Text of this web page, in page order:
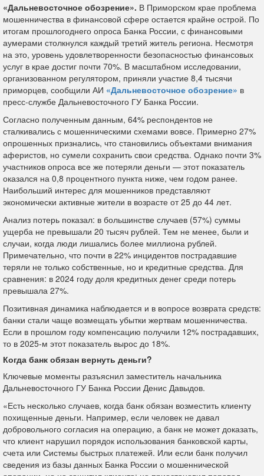
«Дальневосточное обозрение». В Приморском крае проблема
мошенничества в финансовой сфере остается крайне острой. По
итогам прошлогоднего опроса Банка России, с финансовыми
аумерами столкнулся каждый третий житель региона. Несмотря
на это, уровень удовлетворенности безопасностью финансовых
услуг в крае достиг почти 70%. В масштабном исследовании,
организованном регулятором, приняли участие 8,4 тысячи
приморцев, сообщили АИ «Дальневосточное обозрение» в
пресс-службе Дальневосточного ГУ Банка России.
Согласно полученным данным, 64% респондентов не
сталкивались с мошенническими схемами вовсе. Примерно 27%
опрошенных признались, что становились объектами внимания
аферистов, но сумели сохранить свои средства. Однако почти 3%
участников опроса все же потеряли деньги — этот показатель
оказался на 0,8 процентного пункта ниже, чем годом ранее.
Наибольший интерес для мошенников представляют
экономически активные жители в возрасте от 25 до 44 лет.
Анализ потерь показал: в большинстве случаев (57%) суммы
ущерба не превышали 20 тысяч рублей. Тем не менее, были и
случаи, когда люди лишались более миллиона рублей.
Примечательно, что почти в 22% инцидентов пострадавшие
теряли не только собственные, но и кредитные средства. Для
сравнения: в 2024 году доля кредитных денег среди потерь
превышала 27%.
Позитивная динамика наблюдается и в вопросе возврата средств:
банки стали чаще возмещать убытки жертвам мошенничества.
Если в прошлом году компенсацию получили 12% пострадавших,
то в 2025-м этот показатель вырос до 18%.
Когда банк обязан вернуть деньги?
Ключевые моменты разъяснил заместитель начальника
Дальневосточного ГУ Банка России Денис Давыдов.
«Есть несколько случаев, когда банк обязан возместить клиенту
похищенные деньги. Например, если человек не давал
добровольного согласия на операцию, а банк не может доказать,
что клиент нарушил порядок использования банковской карты,
счета или Системы быстрых платежей. Или если банк получил
сведения из базы данных Банка России о мошеннической